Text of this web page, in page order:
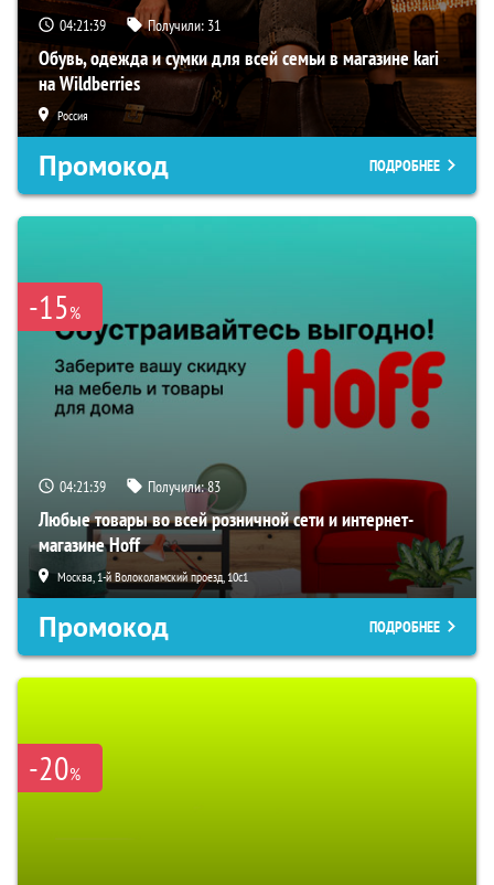
04:21:38 Получили: 31
Обувь, одежда и сумки для всей семьи в магазине kari
на Wildberries
Россия
Промокод ПОДРОБНЕЕ
-15%
04:21:38 Получили:83
Любые товары во всей розничной сети и интернет-
магазине Hoff
Москва, 1-й Волоколамский проезд, 10с1
Промокод ПОДРОБНЕЕ
-20%